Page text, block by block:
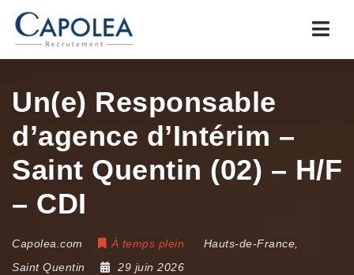
Un(e) Responsable
d’agence d’Intérim –
Saint Quentin (02) – H/F
– CDI
Capolea.com À temps plein Hauts-de-France
Saint Quentin
29 juin 2026